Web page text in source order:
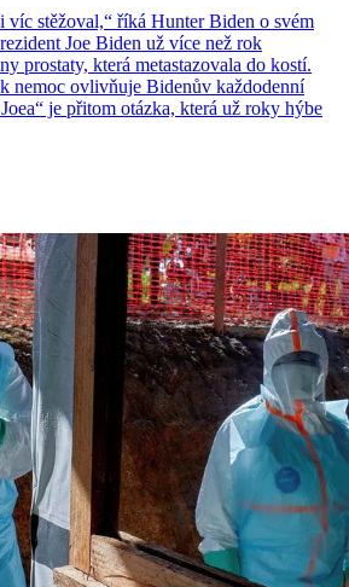
víc stěžoval,“ říká Hunter Biden o svém
Joe Biden už více než rok
prostaty, která metastazovala do kostí.
nemoc ovlivňuje Bidenův každodenní
je přitom otázka, která už roky hýbe